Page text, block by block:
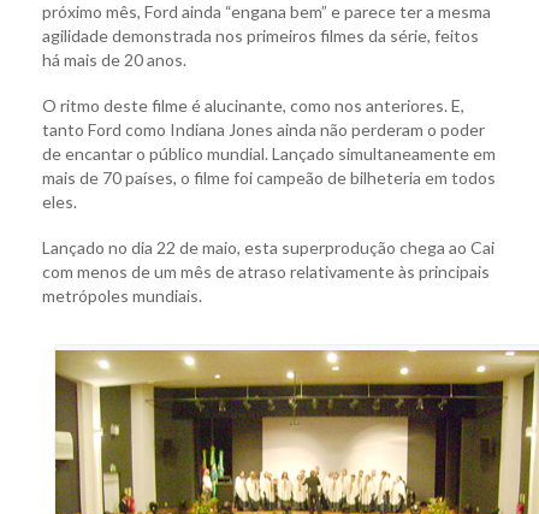
próximo mês, Ford ainda “engana bem” e parece ter a mesma
agilidade demonstrada nos primeiros filmes da série, feitos
há mais de 20 anos.
O ritmo deste filme é alucinante, como nos anteriores. E,
tanto Ford como Indiana Jones ainda não perderam o poder
de encantar o público mundial. Lançado simultaneamente em
mais de 70 países, o filme foi campeão de bilheteria em todos
eles.
Lançado no dia 22 de maio, esta superprodução chega ao Cai
com menos de um mês de atraso relativamente às principais
metrópoles mundiais.